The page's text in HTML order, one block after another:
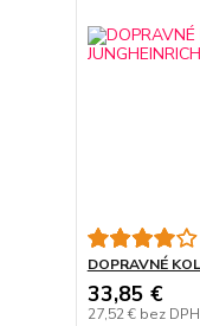
DOPRAVNÉ
33,85 €
27,52 € bez DPH